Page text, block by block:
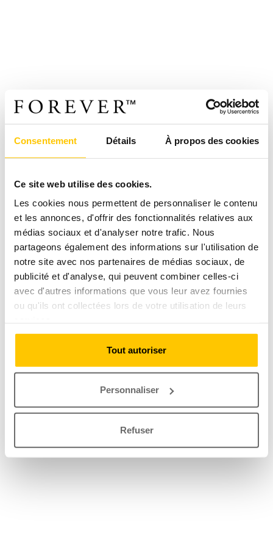
Consentement Détails À propos des cookies
Ce site web utilise des cookies.
Les cookies nous permettent de personnaliser le contenu
et les annonces, d'offrir des fonctionnalités relatives aux
médias sociaux et d'analyser notre trafic. Nous
partageons également des informations sur l'utilisation de
notre site avec nos partenaires de médias sociaux, de
publicité et d'analyse, qui peuvent combiner celles-ci
avec d'autres informations que vous leur avez fournies
ou qu'ils ont collectées lors de votre utilisation de leurs
Tout autoriser
Personnaliser
Refuser